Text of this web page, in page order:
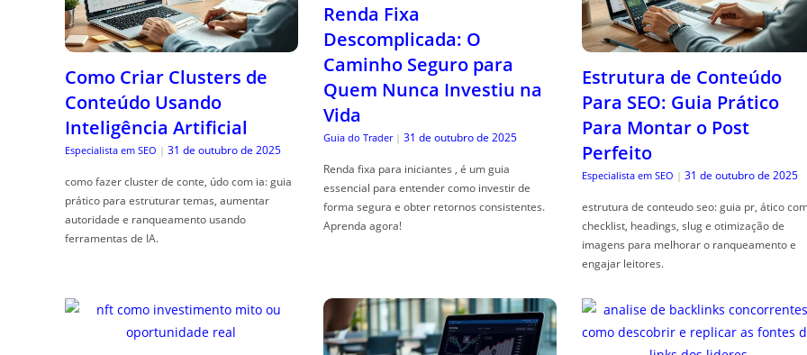
Como Criar Clusters de
Conteúdo Usando
Inteligência Artificial
Especialista em SEO | 31 de outubro de 2025
como fazer cluster de conte, údo com ia: guia
prático para estruturar temas, aumentar
autoridade e ranqueamento usando
ferramentas de IA.
Renda Fixa
Descomplicada: O
Caminho Seguro para
Quem Nunca Investiu na
Vida
Guia do Trader | 31 de outubro de 2025
Renda fixa para iniciantes , é um guia
essencial para entender como investir de
forma segura e obter retornos consistentes.
Aprenda agora!
Estrutura de Conteúdo
Para SEO: Guia Prático
Para Montar o Post
Perfeito
Especialista em SEO | 31 de outubro de 2025
estrutura de conteudo seo: guia pr, ático
checklist, headings, slug e otimização de
imagens para melhorar o ranqueamento e
engajar leitores.